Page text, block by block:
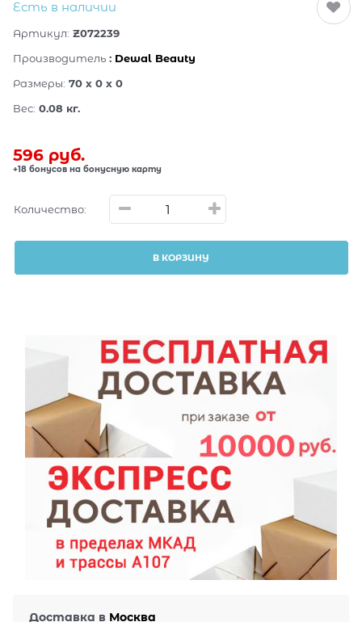
Есть в наличии
Артикул: Z072239
Производитель : Dewal Beauty
Размеры: 70 x 0 x 0
Вес: 0.08 кг.
596 руб.
+18 бонусов на бонусную карту
Количество:
В КОРЗИНУ
Доставка в Москва